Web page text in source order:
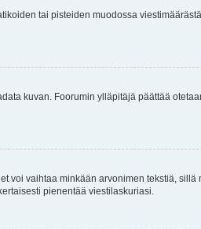
tai pisteiden muodossa
kuvan. Foorumin ylläpitäjä päättää
voi vaihtaa minkään arvonimen tekstiä, sillä
pienentää viestilaskuriasi.